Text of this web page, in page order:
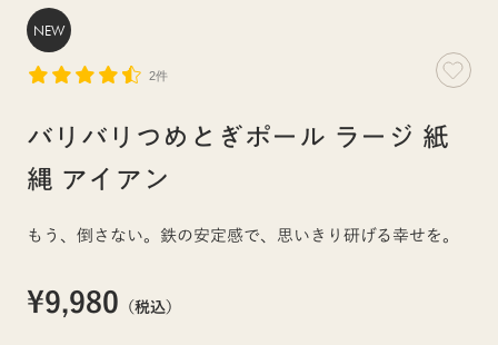
NEW
2件
バリバリつめとぎポール ラージ 紙
縄 アイアン
もう、倒さない。鉄の安定感で、思いきり研げる幸せを。
¥9,980 （税込）